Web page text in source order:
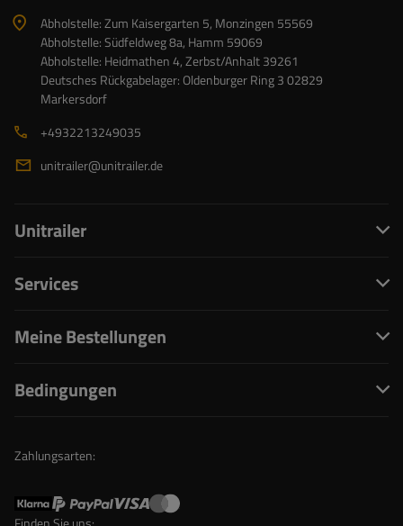
Abholstelle: Zum Kaisergarten 5, Monzingen 55569
Abholstelle: Südfeldweg 8a, Hamm 59069
Abholstelle: Heidmathen 4, Zerbst/Anhalt 39261
Deutsches Rückgabelager: Oldenburger Ring 3 02829
Markersdorf
+4932213249035
unitrailer@unitrailer.de
Unitrailer
Services
Meine Bestellungen
Bedingungen
Zahlungsarten: